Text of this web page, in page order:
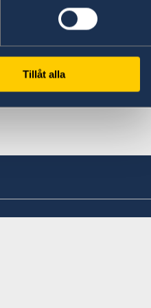
Tillåt alla
Study in Sweden